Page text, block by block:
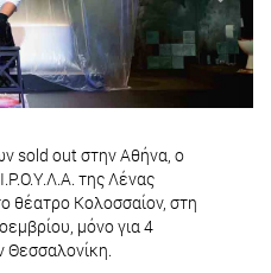
sold out στην Αθήνα, ο
της Λένας
θέατρο Κολοσσαίον, στη
μόνο για 4
Θεσσαλονίκη.